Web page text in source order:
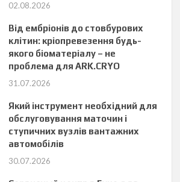
02.08.2026
Від ембріонів до стовбурових
клітин: кріопревезення будь-
якого біоматеріалу – не
проблема для ARK.CRYO
31.07.2026
Який інструмент необхідний для
обслуговування маточин і
ступичних вузлів вантажних
автомобілів
30.07.2026